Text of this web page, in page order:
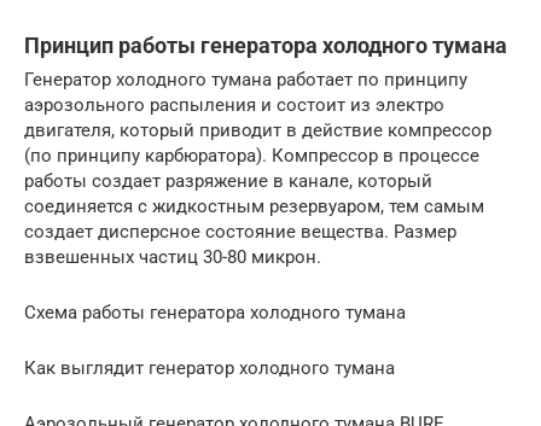
Принцип работы генератора холодного тумана
Генератор холодного тумана работает по принципу
аэрозольного распыления и состоит из электро
двигателя, который приводит в действие компрессор
(по принципу карбюратора). Компрессор в процессе
работы создает разряжение в канале, который
соединяется с жидкостным резервуаром, тем самым
создает дисперсное состояние вещества. Размер
взвешенных частиц 30-80 микрон.
Схема работы генератора холодного тумана
Как выглядит генератор холодного тумана